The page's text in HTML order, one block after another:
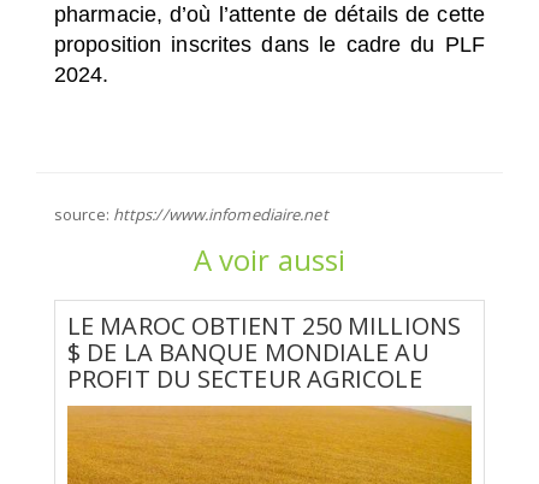
pharmacie, d’où l’attente de détails de cette
proposition inscrites dans le cadre du PLF
2024.
source: https://www.infomediaire.net
A voir aussi
LE MAROC OBTIENT 250 MILLIONS
$ DE LA BANQUE MONDIALE AU
PROFIT DU SECTEUR AGRICOLE